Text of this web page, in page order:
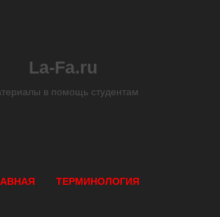
La-Fa.ru
в помощь студентам
ТЕРМИНОЛОГИЯ